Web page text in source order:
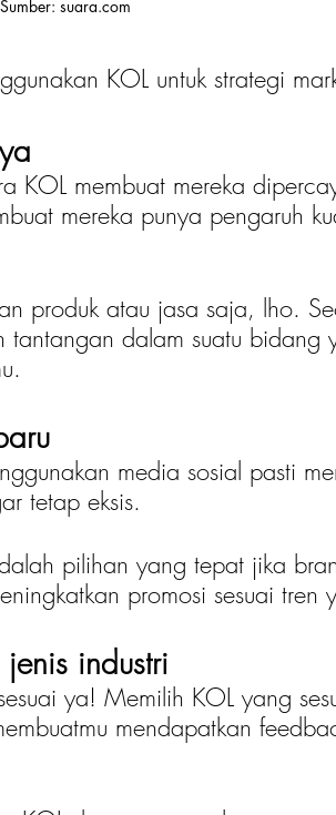
Sumber: suara.com
KOL untuk strategi
KOL membuat mereka
mereka punya pengaruh
produk atau jasa saja, lho.
tantangan dalam suatu bidang
media sosial pasti
tetap eksis.
pilihan yang tepat jika
promosi sesuai tren
industri
ya! Memilih KOL yang
mendapatkan